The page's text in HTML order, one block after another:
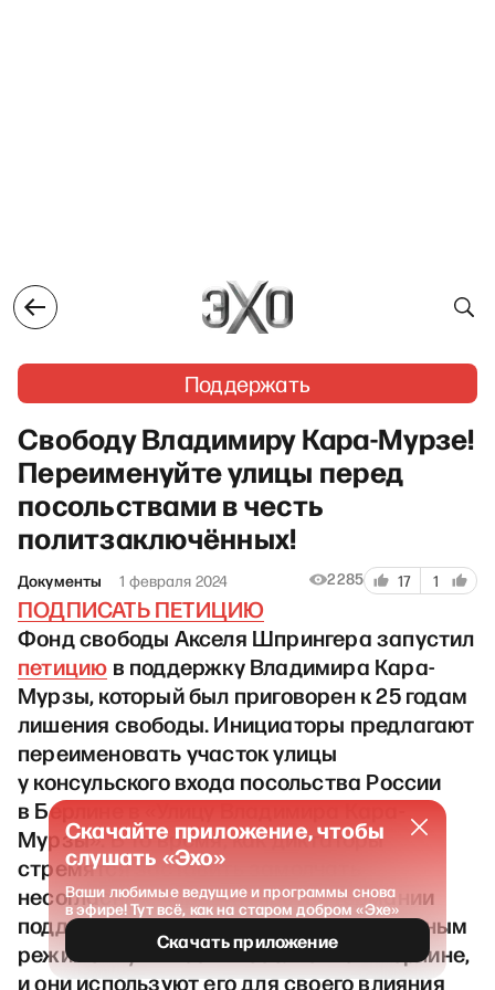
Поддержать
Свободу Владимиру Кара-Мурзе!
Переименуйте улицы перед
посольствами в честь
политзаключённых!
Документы 1 февраля 2024 2285 17 1
ПОДПИСАТЬ ПЕТИЦИЮ
Фонд свободы Акселя Шпрингера запустил
петицию в поддержку Владимира Кара-
Мурзы, который был приговорен к 25 годам
лишения свободы. Инициаторы предлагают
переименовать участок улицы
у консульского входа посольства России
в Берлине в «Улицу Владимира Кара-
Мурзы». В то время, как диктаторы
стремятся заставить замолчать
несогласных, «правительство Германии
поддерживает отношения с авторитарным
режимом: у них есть посольство в Берлине,
и они используют его для своего влияния
Скачайте приложение, чтобы
слушать «Эхо»
Ваши любимые ведущие и программы снова
в эфире! Тут всё, как на старом добром «Эхе»
Скачать приложение